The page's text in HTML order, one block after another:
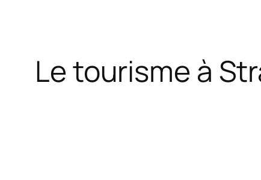
Le tourisme à